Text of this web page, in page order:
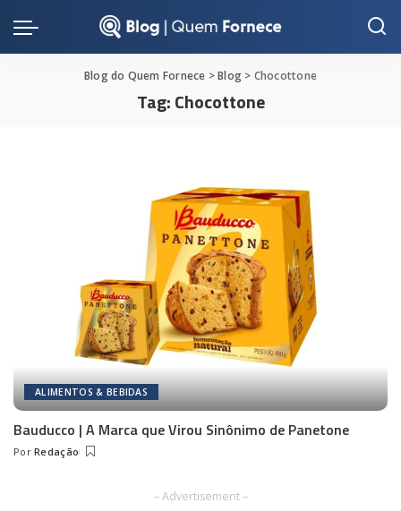
Blog do Quem Fornece >Blog > Chocottone
Tag:Chocottone
ALIMENTOS & BEBIDAS
Bauducco | A Marca que Virou Sinônimo de Panetone
Posted
Por Redação
– Advertisement –